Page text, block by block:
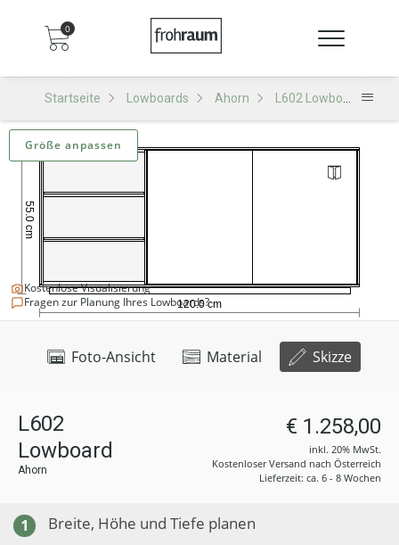
0
Startseite Lowboards Ahorn L602 Lowboard
Foto-Ansicht Material Skizze
Kostenlose Visualisierung
Fragen zur Planung Ihres Lowboards?
Größe anpassen
L602
Lowboard
Ahorn
€ 1.258,00
inkl. 20% MwSt.
Kostenloser Versand nach Österreich
Lieferzeit: ca. 6 - 8 Wochen
1 Breite, Höhe und Tiefe planen